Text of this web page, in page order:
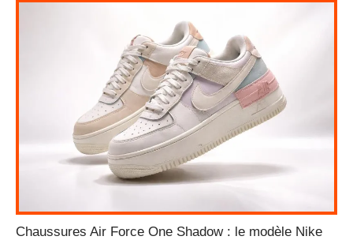
Chaussures Air Force One Shadow : le modèle Nike